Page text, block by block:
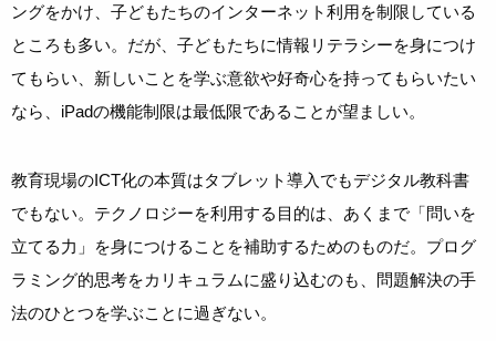
ングをかけ、子どもたちのインターネット利用を制限している
ところも多い。だが、子どもたちに情報リテラシーを身につけ
てもらい、新しいことを学ぶ意欲や好奇心を持ってもらいたい
なら、iPadの機能制限は最低限であることが望ましい。
教育現場のICT化の本質はタブレット導入でもデジタル教科書
でもない。テクノロジーを利用する目的は、あくまで「問いを
立てる力」を身につけることを補助するためのものだ。プログ
ラミング的思考をカリキュラムに盛り込むのも、問題解決の手
法のひとつを学ぶことに過ぎない。